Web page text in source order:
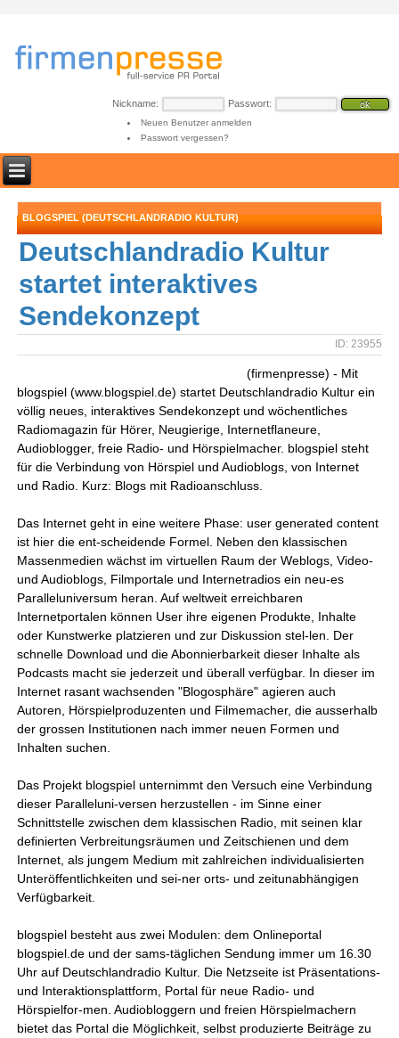
Nickname: Passwort:
Neuen Benutzer anmelden
Passwort vergessen?
BLOGSPIEL (DEUTSCHLANDRADIO KULTUR)
Deutschlandradio Kultur
startet interaktives
Sendekonzept
ID: 23955
(firmenpresse) - Mit
blogspiel (www.blogspiel.de) startet Deutschlandradio Kultur ein
völlig neues, interaktives Sendekonzept und wöchentliches
Radiomagazin für Hörer, Neugierige, Internetflaneure,
Audioblogger, freie Radio- und Hörspielmacher. blogspiel steht
für die Verbindung von Hörspiel und Audioblogs, von Internet
und Radio. Kurz: Blogs mit Radioanschluss.
Das Internet geht in eine weitere Phase: user generated content
ist hier die ent-scheidende Formel. Neben den klassischen
Massenmedien wächst im virtuellen Raum der Weblogs, Video-
und Audioblogs, Filmportale und Internetradios ein neu-es
Paralleluniversum heran. Auf weltweit erreichbaren
Internetportalen können User ihre eigenen Produkte, Inhalte
oder Kunstwerke platzieren und zur Diskussion stel-len. Der
schnelle Download und die Abonnierbarkeit dieser Inhalte als
Podcasts macht sie jederzeit und überall verfügbar. In dieser im
Internet rasant wachsenden "Blogosphäre" agieren auch
Autoren, Hörspielproduzenten und Filmemacher, die ausserhalb
der grossen Institutionen nach immer neuen Formen und
Inhalten suchen.
Das Projekt blogspiel unternimmt den Versuch eine Verbindung
dieser Paralleluni-versen herzustellen - im Sinne einer
Schnittstelle zwischen dem klassischen Radio, mit seinen klar
definierten Verbreitungsräumen und Zeitschienen und dem
Internet, als jungem Medium mit zahlreichen individualisierten
Unteröffentlichkeiten und sei-ner orts- und zeitunabhängigen
Verfügbarkeit.
blogspiel besteht aus zwei Modulen: dem Onlineportal
blogspiel.de und der sams-täglichen Sendung immer um 16.30
Uhr auf Deutschlandradio Kultur. Die Netzseite ist Präsentations-
und Interaktionsplattform, Portal für neue Radio- und
Hörspielfor-men. Audiobloggern und freien Hörspielmachern
bietet das Portal die Möglichkeit, selbst produzierte Beiträge zu